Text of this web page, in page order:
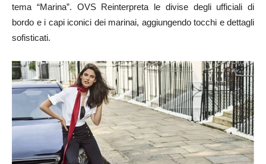
tema “Marina”. OVS Reinterpreta le divise degli ufficiali di
bordo e i capi iconici dei marinai, aggiungendo tocchi e dettagli
sofisticati.